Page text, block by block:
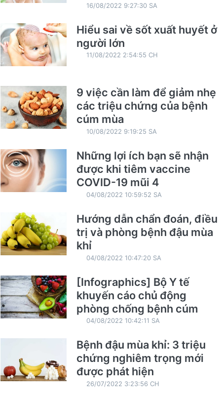
16/08/2022 9:27:30 SA
Hiểu sai về sốt xuất huyết ở
người lớn
11/08/2022 2:54:55 CH
9 việc cần làm để giảm nhẹ
các triệu chứng của bệnh
cúm mùa
10/08/2022 9:19:25 SA
Những lợi ích bạn sẽ nhận
được khi tiêm vaccine
COVID-19 mũi 4
04/08/2022 10:59:52 SA
Hướng dẫn chẩn đoán, điều
trị và phòng bệnh đậu mùa
khỉ
04/08/2022 10:47:20 SA
[Infographics] Bộ Y tế
khuyến cáo chủ động
phòng chống bệnh cúm
04/08/2022 10:42:11 SA
Bệnh đậu mùa khỉ: 3 triệu
chứng nghiêm trọng mới
được phát hiện
26/07/2022 3:23:56 CH